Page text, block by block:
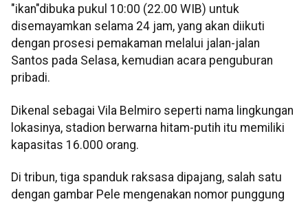
"ikan"dibuka pukul 10:00 (22.00 WIB) untuk
disemayamkan selama 24 jam, yang akan diikuti
dengan prosesi pemakaman melalui jalan-jalan
Santos pada Selasa, kemudian acara penguburan
pribadi.
Dikenal sebagai Vila Belmiro seperti nama lingkungan
lokasinya, stadion berwarna hitam-putih itu memiliki
kapasitas 16.000 orang.
Di tribun, tiga spanduk raksasa dipajang, salah satu
dengan gambar Pele mengenakan nomor punggung